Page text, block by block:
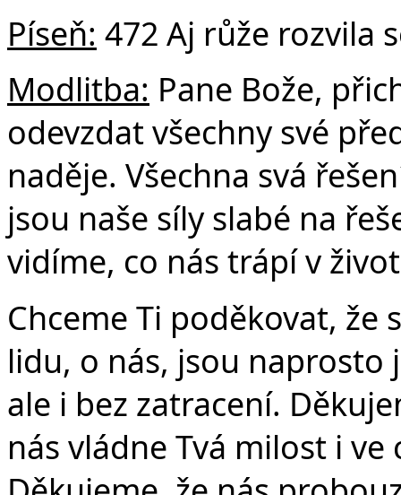
Píseň: 472 Aj růže rozvila
Modlitba: Pane Bože,
odevzdat všechny své
naděje. Všechna svá
jsou naše síly slabé na
vidíme, co nás trápí v
Chceme Ti poděkovat, že
lidu, o nás, jsou naprosto
ale i bez zatracení.
nás vládne Tvá milost i